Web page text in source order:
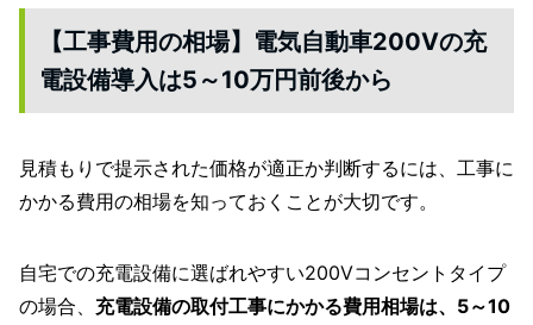
【工事費用の相場】電気自動車200Vの充
電設備導入は5～10万円前後から
見積もりで提示された価格が適正か判断するには、工事に
かかる費用の相場を知っておくことが大切です。
自宅での充電設備に選ばれやすい200Vコンセントタイプ
の場合、 充電設備の取付工事にかかる費用相場は、5～10